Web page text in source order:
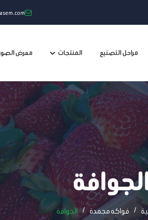
مراحل التصنيع المنتجات معرض
فواكه مجمدة الجوافة